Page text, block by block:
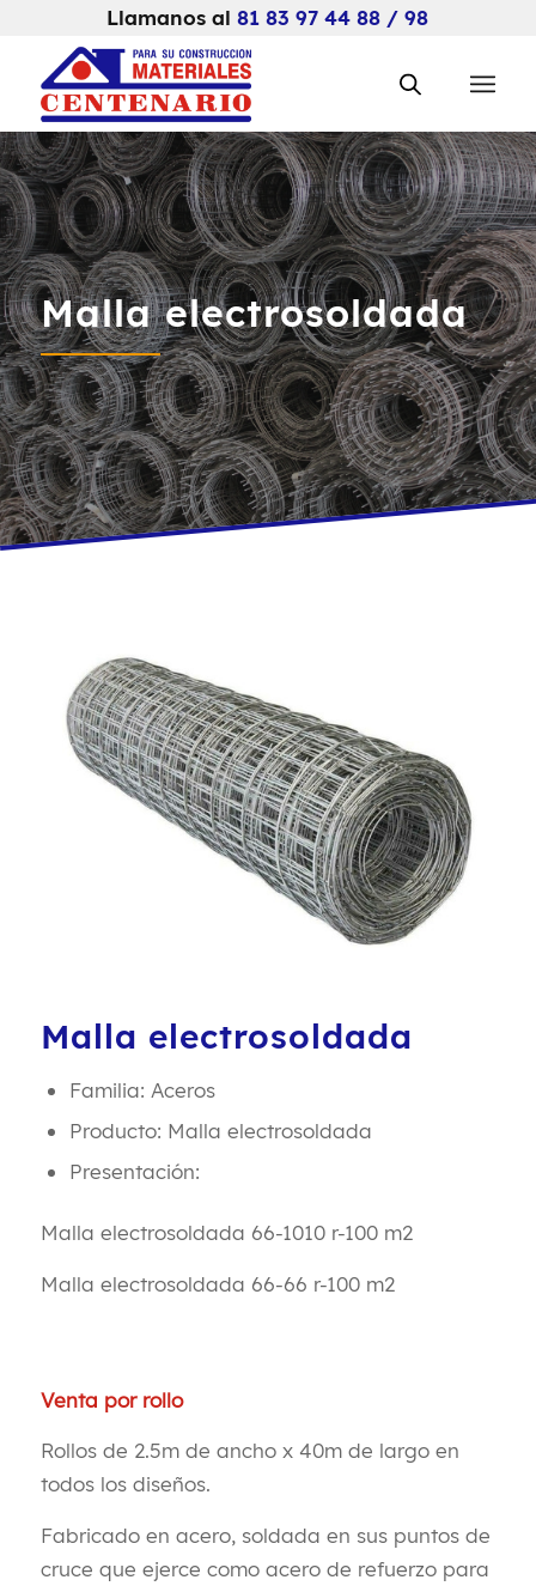
Llamanos al81 83 97 44 88 / 98
Malla electrosoldada
Malla electrosoldada
Familia: Aceros
Producto: Malla electrosoldada
Presentación:
Malla electrosoldada 66-1010 r-100 m2
Malla electrosoldada 66-66 r-100 m2
Venta por rollo
Rollos de 2.5m de ancho x 40m de largo en
todos los diseños.
Fabricado en acero, soldada en sus puntos de
cruce que ejerce como acero de refuerzo para